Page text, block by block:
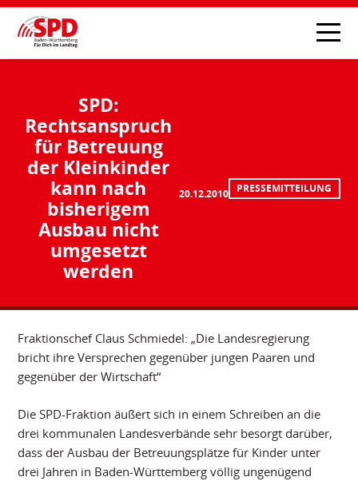
SPD:
Rechtsanspruch
für Betreuung
der Kleinkinder
kann nach
bisherigem
Ausbau nicht
umgesetzt
werden
20.12.2010 PRESSEMITTEILUNG
Fraktionschef Claus Schmiedel: „Die Landesregierung
bricht ihre Versprechen gegenüber jungen Paaren und
gegenüber der Wirtschaft“
Die SPD-Fraktion äußert sich in einem Schreiben an die
drei kommunalen Landesverbände sehr besorgt darüber,
dass der Ausbau der Betreuungsplätze für Kinder unter
drei Jahren in Baden-Württemberg völlig ungenügend